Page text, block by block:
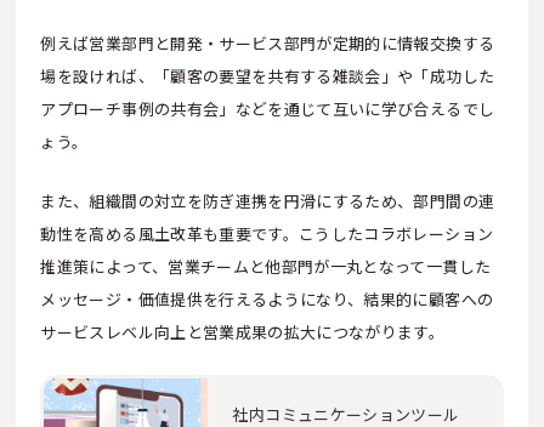
例えば営業部門と開発・サービス部門が定期的に情報交換する
場を設ければ、「顧客の要望を共有する雑談会」や「成功した
アプローチ事例の共有会」などを通じて互いに学び合えるでし
ょう。
また、組織間の対立を防ぎ連携を円滑にするため、部門間の連
動性を高める風土改革も重要です。こうしたコラボレーション
推進策によって、営業チームと他部門が一丸となって一貫した
メッセージ・価値提供を行えるようになり、結果的に顧客への
サービスレベル向上と営業成果の拡大につながります。
社内コミュニケーションツール